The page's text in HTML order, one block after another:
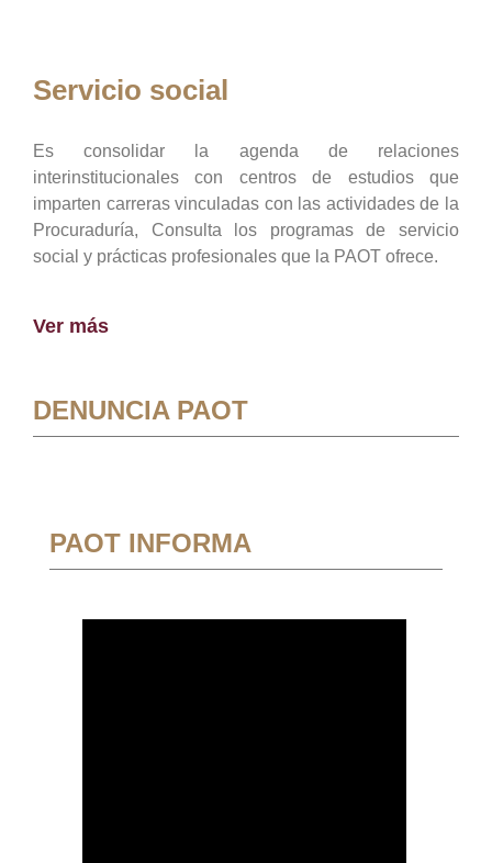
Servicio social
Es consolidar la agenda de relaciones
interinstitucionales con centros de estudios que
imparten carreras vinculadas con las actividades de la
Procuraduría, Consulta los programas de servicio
social y prácticas profesionales que la PAOT ofrece.
Ver más
DENUNCIA PAOT
PAOT INFORMA